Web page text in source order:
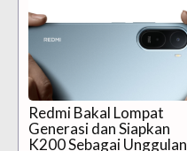
Redmi Bakal Lompat
Generasi dan Siapkan
K200 Sebagai Unggulan